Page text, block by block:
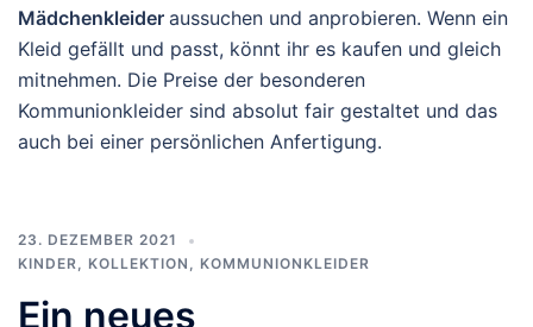
Mädchenkleider aussuchen und anprobieren. Wenn ein
Kleid gefällt und passt, könnt ihr es kaufen und gleich
mitnehmen. Die Preise der besonderen
Kommunionkleider sind absolut fair gestaltet und das
auch bei einer persönlichen Anfertigung.
23. DEZEMBER 2021
KINDER, KOLLEKTION , KOMMUNIONKLEIDER
Ein neues